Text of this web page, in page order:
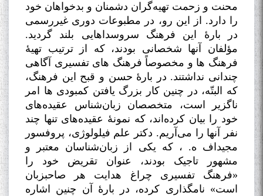
محنت و زحمت تهیه‌گران دشمنان و بدخواهان خود
را دارد. از این رو، در مطبوعات دوری غیررسمی
در بارۀ این فرهنگ سروسداهایی بلند گردید.
مؤلفان آنها شخصانی بودند، که از ترتیب تهیۀ
فرهنگ ها و مخصوصاً فرهنگ های تفسیری آگاهی
چندانی نداشتند. در بارۀ حسن و قبح این فرهنگ،
که البتّه، در چنین کار بزرگ یافتن کمبودی ها امر
ناگزیر است، متخصصان زبان‌شناس عقیده‌های
خود را بیان کرده‌اند، که نمونۀ عقیده‌های تنها چند
نفر آنها را می‌آریم. دکتر علم فیلولوژی، پروفسور
مجیداف ه. ، که یکی از زبان‌شناسان معتبر و
مشهور تاجیک بودند، عنوان تقریض خود را
«فرهنگ تفسیری چراغ هدایت هر صاحبزبان
است» نامگذاری کرده، در بارۀ آن چنین اشاره‌